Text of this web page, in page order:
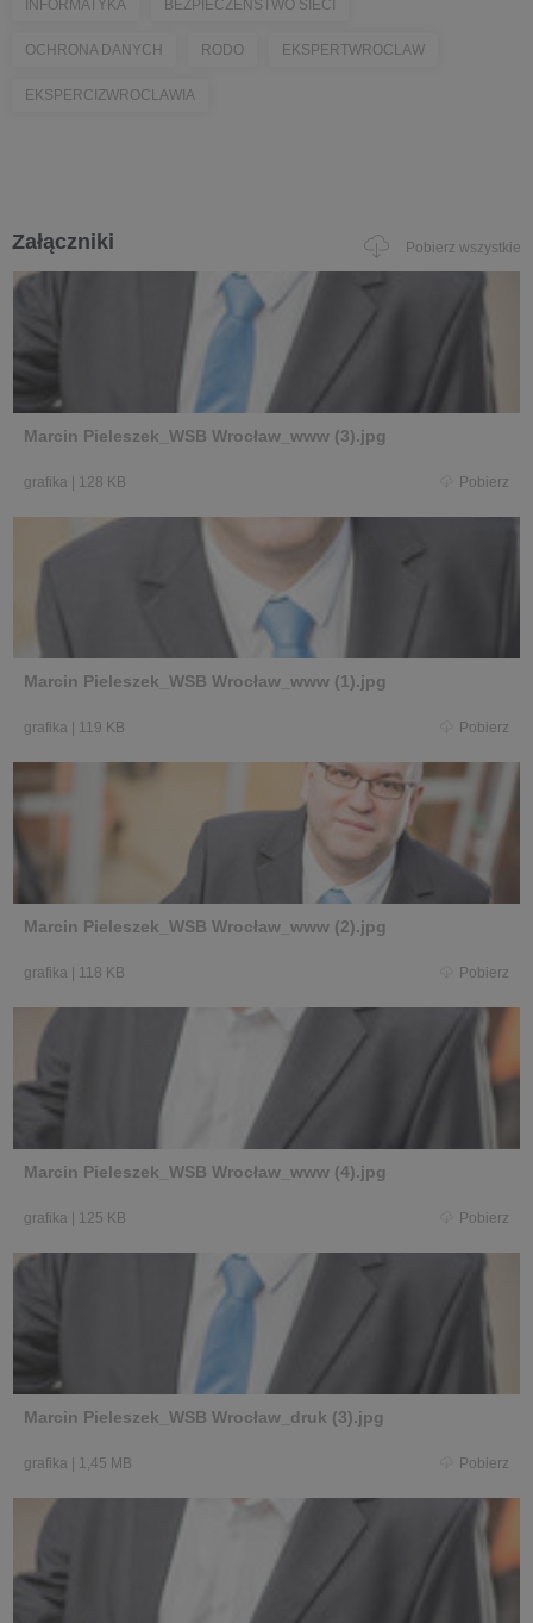
INFORMATYKA BEZPIECZEŃSTWO SIECI
OCHRONA DANYCH RODO EKSPERTWROCLAW
EKSPERCIZWROCLAWIA
Załączniki Pobierz wszystkie
Marcin Pieleszek_WSB Wrocław_www (3).jpg
grafika 128 KB Pobierz
Marcin Pieleszek_WSB Wrocław_www (1).jpg
grafika 119 KB Pobierz
Marcin Pieleszek_WSB Wrocław_www (2).jpg
grafika 118 KB Pobierz
Marcin Pieleszek_WSB Wrocław_www (4).jpg
grafika 125 KB Pobierz
Marcin Pieleszek_WSB Wrocław_druk (3).jpg
grafika 1,45 MB Pobierz